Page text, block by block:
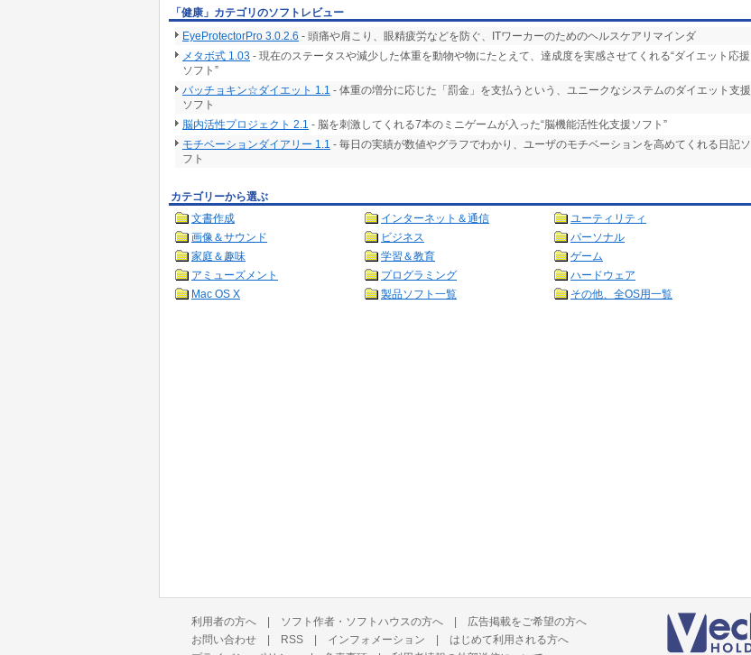
「健康」カテゴリのソフトレビュー
EyeProtectorPro 3.0.2.6 - 頭痛や肩こり、眼精疲労などを防ぐ、ITワーカーのためのヘルスケアリマインダ
メタボ式 1.03 - 現在のステータスや減少した体重を動物や物にたとえて、達成度を実感させてくれる“ダイエット応援
ソフト”
バッチョキン☆ダイエット 1.1 - 体重の増分に応じた「罰金」を支払うという、ユニークなシステムのダイエット支援
ソフト
脳内活性プロジェクト 2.1 - 脳を刺激してくれる7本のミニゲームが入った“脳機能活性化支援ソフト”
モチベーションダイアリー 1.1 - 毎日の実績が数値やグラフでわかり、ユーザのモチベーションを高めてくれる日記ソ
フト
カテゴリーから選ぶ
文書作成
インターネット＆通信
ユーティリティ
画像＆サウンド
ビジネス
パーソナル
家庭＆趣味
学習＆教育
ゲーム
アミューズメント
プログラミング
ハードウェア
Mac OS X
製品ソフト一覧 その他、全OS用一覧
利用者の方へ | ソフト作者・ソフトハウスの方へ | 広告掲載をご希望の方へ
お問い合わせ | RSS | インフォメーション | はじめて利用される方へ